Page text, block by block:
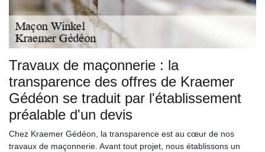
Travaux de maçonnerie : la
transparence des offres de Kraemer
Gédéon se traduit par l'établissement
préalable d'un devis
Chez Kraemer Gédéon, la transparence est au cœur de nos
travaux de maçonnerie. Avant tout projet, nous établissons un